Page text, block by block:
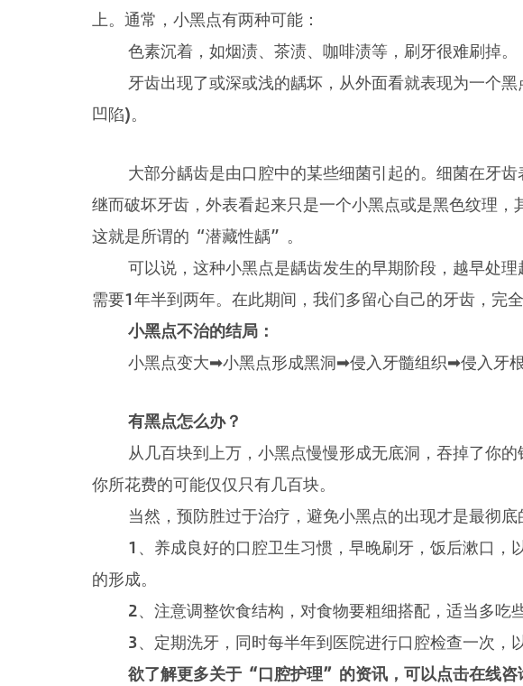
上。通常，小黑点有两种可能：
色素沉着，如烟渍、茶渍、咖啡渍等，刷牙很难刷掉。
牙齿出现了或深或浅的龋坏，从外面看就表现为一个黑
凹陷)。
大部分龋齿是由口腔中的某些细菌引起的。细菌在牙齿
继而破坏牙齿，外表看起来只是一个小黑点或是黑色纹理，
这就是所谓的“潜藏性龋”。
可以说，这种小黑点是龋齿发生的早期阶段，越早处理
需要1年半到两年。在此期间，我们多留心自己的牙齿，完
小黑点不治的结局 ：
小黑点变大➡小黑点形成黑洞➡侵入牙髓组织➡侵入牙根
有黑点怎么办？
从几百块到上万，小黑点慢慢形成无底洞，吞掉了你的
你所花费的可能仅仅只有几百块。
当然，预防胜过于治疗，避免小黑点的出现才是最彻底
1、养成良好的口腔卫生习惯，早晚刷牙，饭后漱口，
的形成。
2、注意调整饮食结构，对食物要粗细搭配，适当多吃些
3、定期洗牙，同时每半年到医院进行口腔检查一次，以
欲了解更多关于“口腔护理”的资讯，可以点击在线咨